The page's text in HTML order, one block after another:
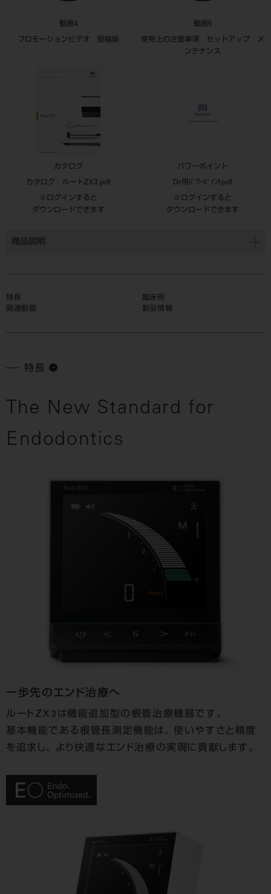
動画4
プロモーションビデオ 短縮版
動画5
使用上の注意事項 セットアップ メ
ンテナンス
カタログ
カタログ ルートZX3.pdf
※ログインすると
ダウンロードできます
パワーポイント
Dr用ﾊﾟﾜｰﾎﾟｲﾝﾄpdf
※ログインすると
ダウンロードできます
商品説明
特長
臨床例
関連動画
製品情報
特長
The New Standard for
Endodontics
一歩先のエンド治療へ
ルートZX3は機能追加型の根管治療機器です。
基本機能である根管長測定機能は、 使いやすさと精度
を追求し、
より快適なエンド治療の実現に貢献します。